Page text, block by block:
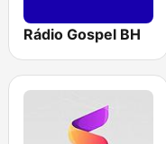
Rádio Gospel BH